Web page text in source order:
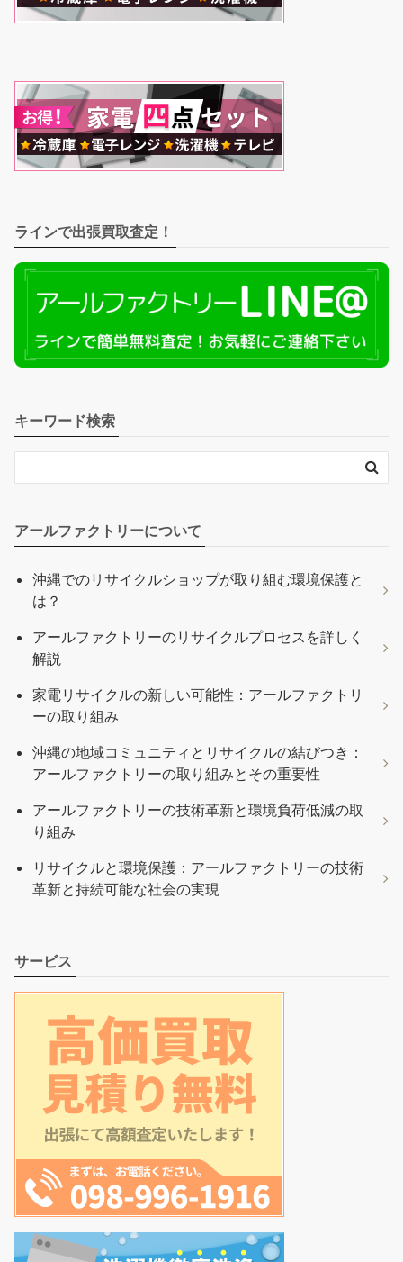
ラインで出張買取査定！
キーワード検索
アールファクトリーについて
沖縄でのリサイクルショップが取り組む環境保護と
は？
アールファクトリーのリサイクルプロセスを詳しく
解説
家電リサイクルの新しい可能性：アールファクトリ
ーの取り組み
沖縄の地域コミュニティとリサイクルの結びつき：
アールファクトリーの取り組みとその重要性
アールファクトリーの技術革新と環境負荷低減の取
り組み
リサイクルと環境保護：アールファクトリーの技術
革新と持続可能な社会の実現
サービス